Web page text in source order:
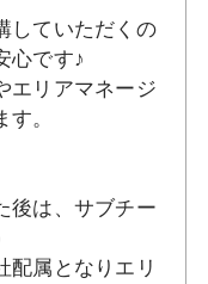
していただくの
心です♪
エリアマネージ
。
後は、サブチー
配属となりエリ